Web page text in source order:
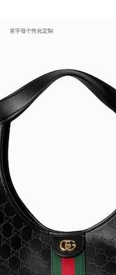
首字母个性化定制